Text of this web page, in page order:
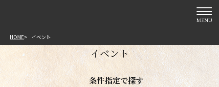
MENU
HOME イベント
イベント
条件指定で探す